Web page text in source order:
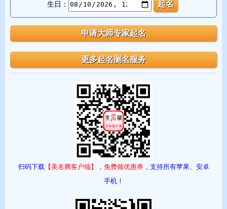
枫、桐、桦、炎、烨、灿、煜、焕、炯、烽、煌、炽。
2026年2月生男宝宝起名不宜用之字
1、2026年2月生男宝宝起名避免用“子”“鼠”的部首
因为“子午相冲”，马与鼠为对冲生肖，上存在冲突，若名字中
有“子”“鼠”相关部首，可能会影响运势和谐。例如：子、籽、存、
孝、孚、淑、鼠、鼬、豚、鼹等。
2、2026年2月生男宝宝起名避免用“牛”“丑”的部首
马与牛在中为“相害”关系，即“丑午相害”，寓意着易有牵绊、不顺
特、牵、丑、纽、钮等。
生日：
扫码下载【美名腾客户端】，免费领优惠券，支持所有苹果、安卓
手机！